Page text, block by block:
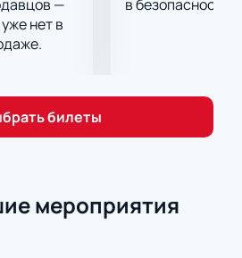
—
нет в
в безопасности.
билеты
мероприятия